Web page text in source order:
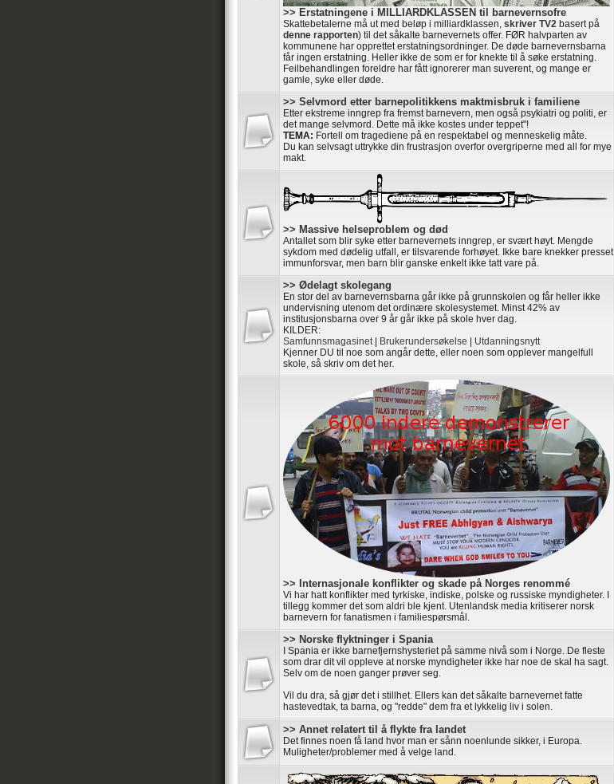
>> Erstatningene i MILLIARDKLASSEN til barnevernsofre
Skattebetalerne må ut med beløp i milliardklassen, skriver TV2 basert på
denne rapporten) til det såkalte barnevernets offer. FØR halvparten av
kommunene har opprettet erstatningsordninger. De døde barnevernsbarna
får ingen erstatning. Heller ikke de som er for knekte til å søke erstatning.
Feilbehandlingen foreldre har fått ignorerer man suverent, og mange er
gamle, syke eller døde.
>> Selvmord etter barnepolitikkens maktmisbruk i familiene
Etter ekstreme inngrep fra fremst barnevern, men også psykiatri og politi, er
det mange selvmord. Dette må ikke kostes under teppet"!
TEMA: Fortell om tragediene på en respektabel og menneskelig måte.
Du kan selvsagt uttrykke din frustrasjon overfor overgriperne med all for mye
makt.
>> Massive helseproblem og død
Antallet som blir syke etter barnevernets inngrep, er svært høyt. Mengde
sykdom med dødelig utfall, er tilsvarende forhøyet. Ikke bare knekker presset
immunforsvar, men barn blir ganske enkelt ikke tatt vare på.
>> Ødelagt skolegang
En stor del av barnevernsbarna går ikke på grunnskolen og får heller ikke
undervisning utenom det ordinære skolesystemet. Minst 42% av
institusjonsbarna over 9 år går ikke på skole hver dag.
KILDER:
Samfunnsmagasinet| Brukerundersøkelse
Utdanningsnytt
Kjenner DU til noe som angår dette, eller noen som opplever mangelfull
skole, så skriv om det her.
>> Internasjonale konflikter og skade på Norges renommé
Vi har hatt konflikter med tyrkiske, indiske, polske og russiske myndigheter. I
tillegg kommer det som aldri ble kjent. Utenlandsk media kritiserer norsk
barnevern for fanatismen i familiespørsmål.
>> Norske flyktninger i Spania
I Spania er ikke barnefjernshysteriet på samme nivå som i Norge. De fleste
som drar dit vil oppleve at norske myndigheter ikke har noe de skal ha sagt.
Selv om de noen ganger prøver seg.
Vil du dra, så gjør det i stillhet. Ellers kan det såkalte barnevernet fatte
hastevedtak, ta barna, og "redde" dem fra et lykkelig liv i solen.
>> Annet relatert til å flykte fra landet
Det finnes noen få land hvor man er sånn noenlunde sikker, i Europa.
Muligheter/problemer med å velge land.